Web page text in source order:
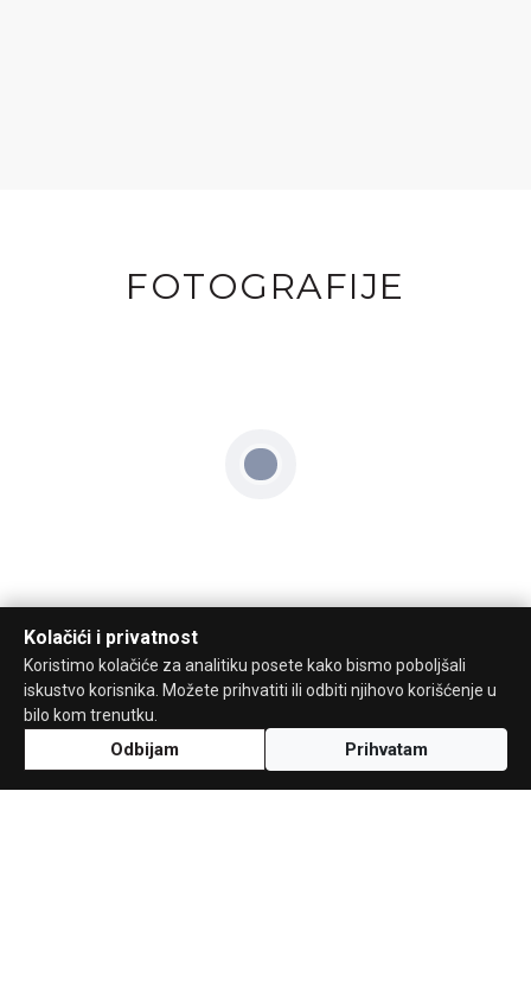
FOTOGRAFIJE
Kolačići i privatnost
Koristimo kolačiće za analitiku posete kako bismo poboljšali
iskustvo korisnika. Možete prihvatiti ili odbiti njihovo korišćenje u
bilo kom trenutku.
Odbijam Prihvatam